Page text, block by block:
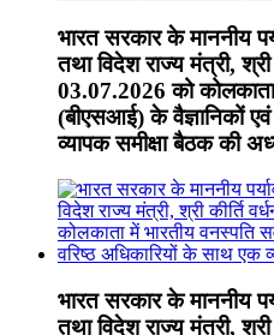
भारत सरकार के माननीय
तथा विदेश राज्य मंत्री,
03.07.2026 को कोलकाता
(बीएसआई) के वैज्ञानिकों
व्यापक समीक्षा बैठक की
भारत सरकार के माननीय
तथा विदेश राज्य मंत्री,